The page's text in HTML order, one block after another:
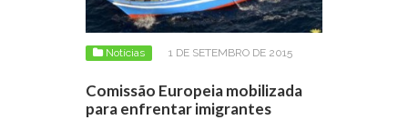
Notícias 1 DE SETEMBRO DE 2015
Comissão Europeia mobilizada
para enfrentar imigrantes